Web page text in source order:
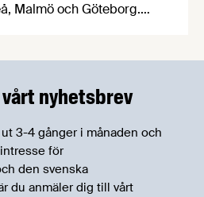
Malmö och Göteborg.
nyhetsbrev
3-4 gånger i månaden och
för
den svenska
du anmäler dig till vårt